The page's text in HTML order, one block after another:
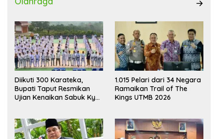
Diikuti 300 Karateka,
Bupati Taput Resmikan
Ujian Kenaikan Sabuk Kyu
1.015 Pelari dari 34 Negara
Ramaikan Trail of The
Kings UTMB 2026